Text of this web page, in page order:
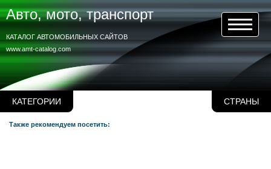
КАТЕГОРИИ СТРАНЫ
Авто, мото, транспорт
www.amt-catalog.com
КАТАЛОГ АВТОМОБИЛЬНЫХ САЙТОВ
Также рекомендуем посетить: